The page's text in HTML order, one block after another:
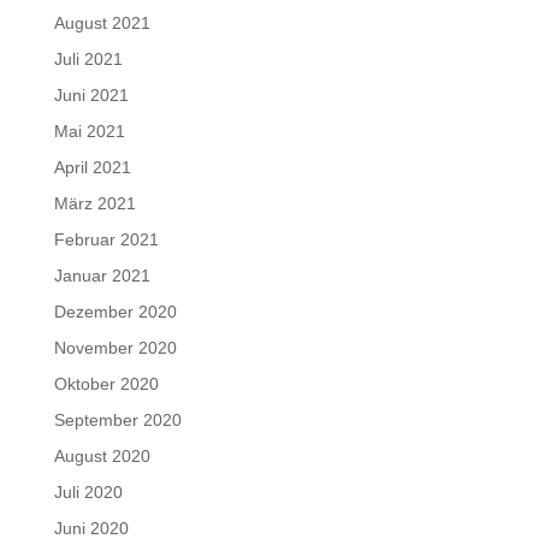
August 2021
Juli 2021
Juni 2021
Mai 2021
April 2021
März 2021
Februar 2021
Januar 2021
Dezember 2020
November 2020
Oktober 2020
September 2020
August 2020
Juli 2020
Juni 2020